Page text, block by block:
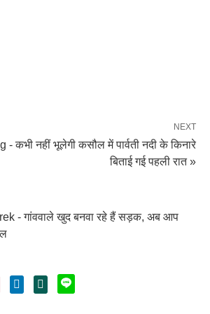
NEXT
कभी नहीं भूलेगी कसौल में पार्वती नदी के किनारे
बिताई गई पहली रात »
- गांववाले खुद बनवा रहे हैं सड़क, अब आप